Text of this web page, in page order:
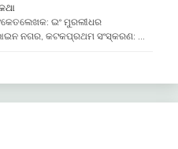
ଇଂ ମୁରଲୀଧର
ନଗର, କଟକପ୍ରଥମ ସଂସ୍କରଣ: …